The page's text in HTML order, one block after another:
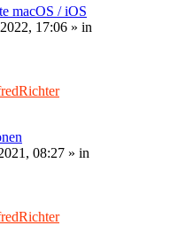
macOS / iOS
17:06 » in
08:27 » in